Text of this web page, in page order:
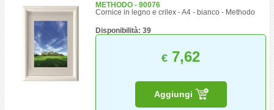
METHODO - 90076
Cornice in legno e crilex - A4 - bianco - Methodo
Disponibilità: 39
€ 7,62
Aggiungi